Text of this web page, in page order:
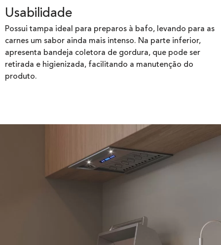
Usabilidade
Possui tampa ideal para preparos à bafo, levando para as
carnes um sabor ainda mais intenso. Na parte inferior,
apresenta bandeja coletora de gordura, que pode ser
retirada e higienizada, facilitando a manutenção do
produto.